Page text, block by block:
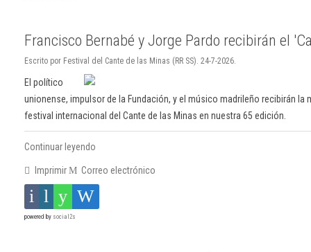
Francisco Bernabé y Jorge Pardo recibirán el
Escrito por Festival del Cante de las Minas (RR SS). 24-7-2026.
El político
unionense, impulsor de la Fundación, y el músico madrileño recibirán la
festival internacional del Cante de las Minas en nuestra 65 edición.
Continuar leyendo
Imprimir Correo electrónico
powered by social2s